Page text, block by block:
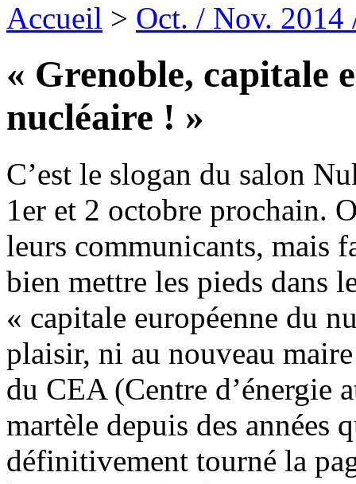
Accueil > Oct. / Nov. 2014
« Grenoble, capitale
nucléaire ! »
C’est le slogan du salon
1er et 2 octobre prochain.
leurs communicants, mais
bien mettre les pieds dans
« capitale européenne du
plaisir, ni au nouveau
du CEA (Centre d’énergie
martèle depuis des années
définitivement tourné la